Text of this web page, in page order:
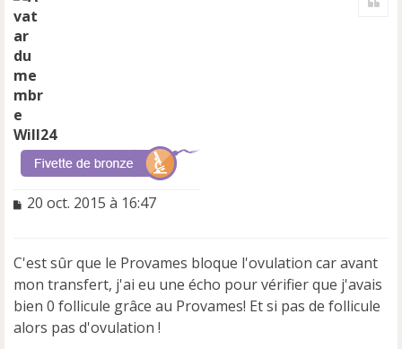
Will24
M
s
a
g
e
n
o
20 oct. 2015 à 16:47
C'est sûr que le Provames bloque l'ovulation car avant
mon transfert, j'ai eu une écho pour vérifier que j'avais
bien 0 follicule grâce au Provames! Et si pas de follicule
alors pas d'ovulation !